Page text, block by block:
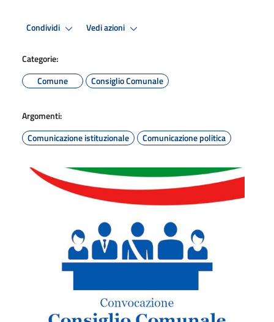
Condividi Vedi azioni
Categorie:
Comune
Consiglio Comunale
Argomenti:
Comunicazione istituzionale
Comunicazione politica